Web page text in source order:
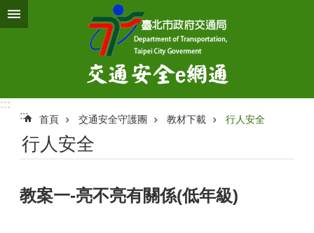
跳到主要內容區塊
:::
:::
首頁 交通安全守護團 教材下載 行人安全
行人安全
教案一-亮不亮有關係(低年級)